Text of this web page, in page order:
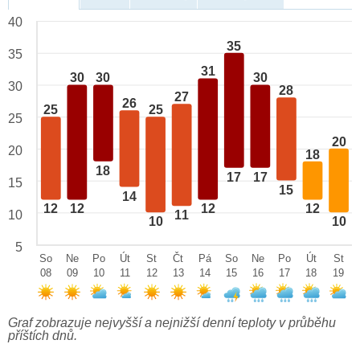
25
12
30
12
30
18
26
14
25
10
27
11
31
12
35
17
30
17
28
15
18
12
20
10
40
35
30
25
20
15
10
5
So
08
Ne
09
Po
10
Út
11
St
12
Čt
13
Pá
14
So
15
Ne
16
Po
17
Út
18
St
19
Graf zobrazuje nejvyšší a nejnižší denní teploty v průběhu
příštích dnů.